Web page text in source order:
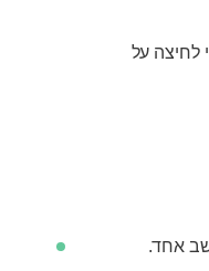
לחיצה על
אחד.